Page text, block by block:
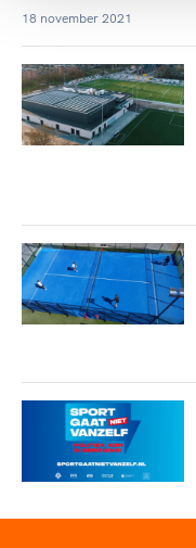
18 november 2021